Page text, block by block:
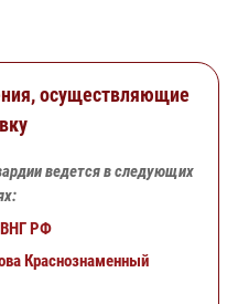
осуществляющие
ведется в следующих
ВНГ РФ
Краснознаменный